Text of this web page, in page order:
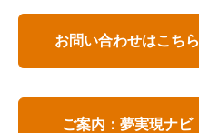
お問い合わせはこちら
ご案内：夢実現ナビ